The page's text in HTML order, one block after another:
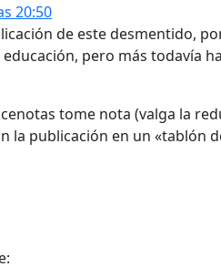
20:50
de este desmentido,
educación, pero más todavía
tome nota (valga la
la publicación en un «tablón